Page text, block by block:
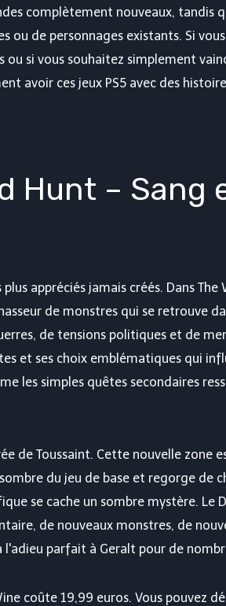
complètement nouveaux, tandis
de personnages existants. Si
si vous souhaitez simplement
avoir ces jeux PS5 avec des
Hunt – Sang
appréciés jamais créés. Dans The
de monstres qui se retrouve
de tensions politiques et de
et ses choix emblématiques qui
les simples quêtes secondaires
de Toussaint. Cette nouvelle zone
du jeu de base et regorge de
se cache un sombre mystère. Le
de nouveaux monstres, de
parfait à Geralt pour de
coûte 19,99 euros. Vous pouvez